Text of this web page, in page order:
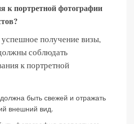
к портретной фотографии
получение визы,
соблюдать
к портретной
быть свежей и отражать
внешний вид.